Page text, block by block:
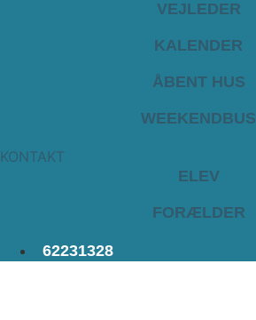
VEJLEDER
KALENDER
ÅBENT HUS
WEEKENDBUS
KONTAKT
ELEV
FORÆLDER
62231328